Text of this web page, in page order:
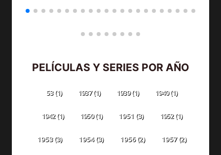
PELÍCULAS Y SERIES POR AÑO
53(1) 1937(1) 1939(1) 1940(1)
1942(1) 1950(1) 1951 (3) 1952(1)
1953(3) 1954(3) 1956(2) 1957(2)